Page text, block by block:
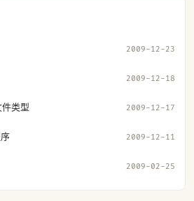
2009-12-23
2009-12-18
件类型 2009-12-17
2009-12-11
2009-02-25